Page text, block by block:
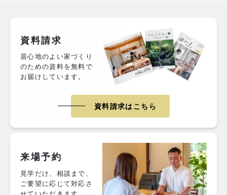
資料請求
居心地のよい家づくり
のための資料を無料で
お届けしています。
資料請求はこちら
来場予約
見学だけ、相談まで、
ご要望に応じて対応さ